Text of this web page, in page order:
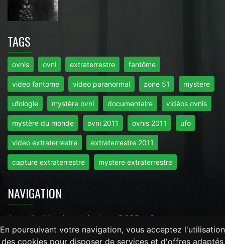
En poursuivant votre navigation, vous acceptez l'utilisation
des cookies pour disposer de services et d'offres adaptés
TAGS
ovnis ovni extraterrestre fantôme
video fantome video paranormal zone 51 mystere
ufologie mystère ovni documentaire vidéos ovnis
mystère du monde ovni 2011 ovnis 2011 ufo
video extraterrestre extraterrestre 2011
capture extraterrestre mystere extraterrestre
NAVIGATION
Accueil Mentions Légales RGPD Contact